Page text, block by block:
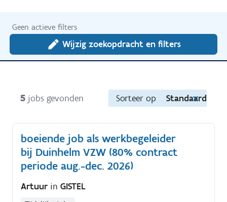
Geen actieve filters
Wijzig zoekopdracht en filters
5 jobs gevonden Sorteer op Standaard
boeiende job als werkbegeleider
bij Duinhelm VZW (80% contract
periode aug.-dec. 2026)
Artuur in GISTEL